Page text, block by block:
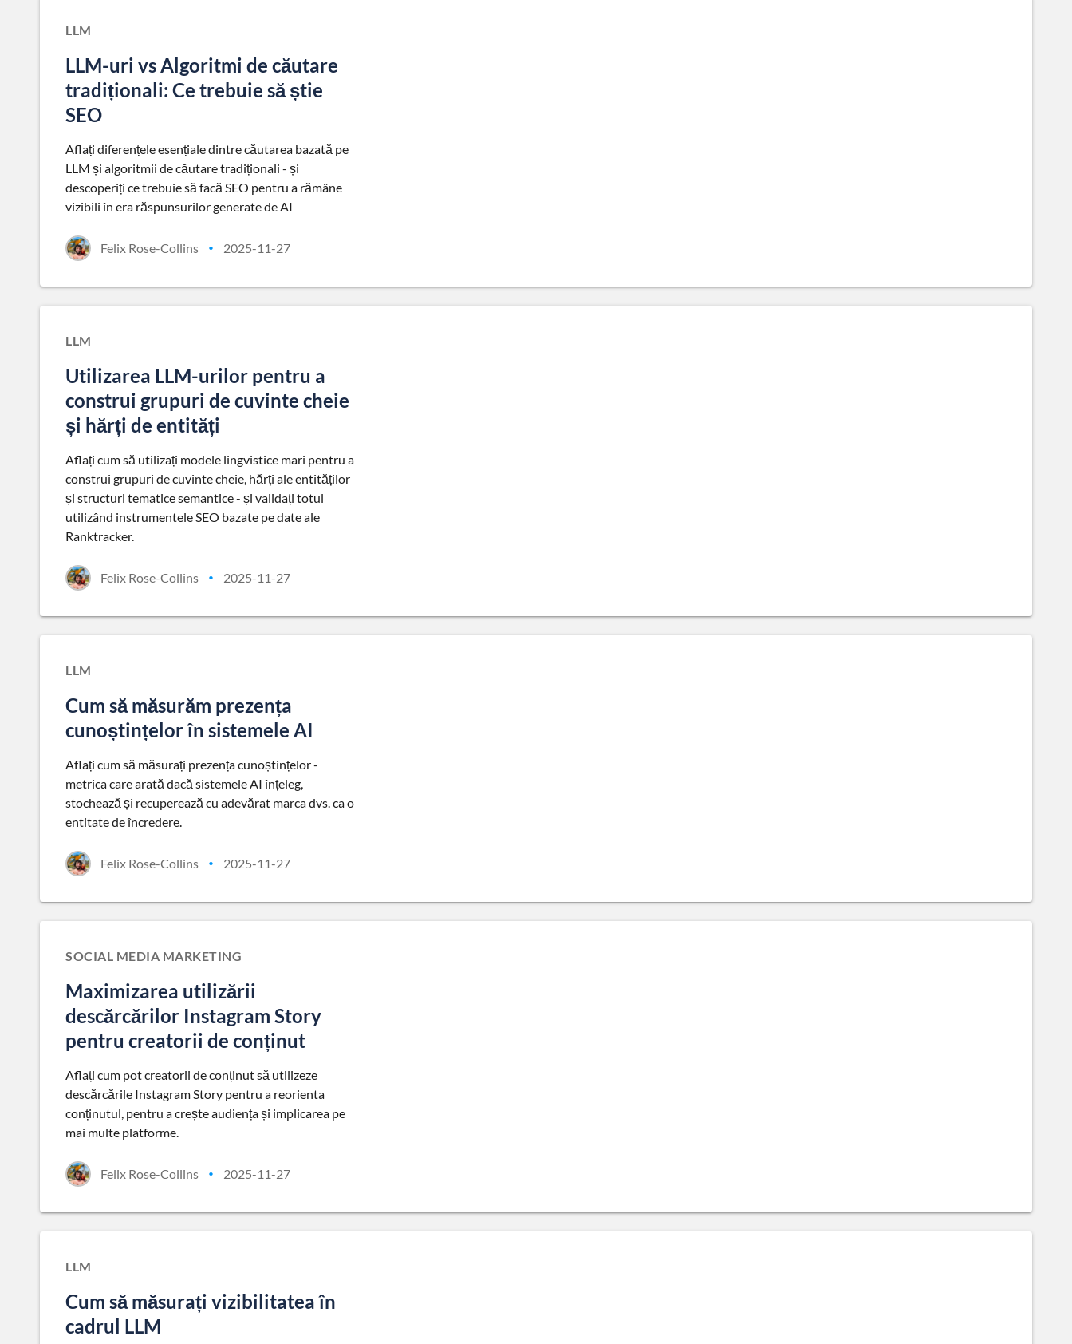
LLM
LLM-uri vs Algoritmi de căutare
tradiționali: Ce trebuie să știe
SEO
Aflați diferențele esențiale dintre căutarea bazată pe
LLM și algoritmii de căutare tradiționali - și
descoperiți ce trebuie să facă SEO pentru a rămâne
vizibili în era răspunsurilor generate de AI
Felix Rose-Collins • 2025-11-27
LLM
Utilizarea LLM-urilor pentru a
construi grupuri de cuvinte cheie
și hărți de entități
Aflați cum să utilizați modele lingvistice mari pentru a
construi grupuri de cuvinte cheie, hărți ale entităților
și structuri tematice semantice - și validați totul
utilizând instrumentele SEO bazate pe date ale
Ranktracker.
Felix Rose-Collins • 2025-11-27
LLM
Cum să măsurăm prezența
cunoștințelor în sistemele AI
Aflați cum să măsurați prezența cunoștințelor -
metrica care arată dacă sistemele AI înțeleg,
stochează și recuperează cu adevărat marca dvs. ca o
entitate de încredere.
Felix Rose-Collins • 2025-11-27
SOCIAL MEDIA MARKETING
Maximizarea utilizării
descărcărilor Instagram Story
pentru creatorii de conținut
Aflați cum pot creatorii de conținut să utilizeze
descărcările Instagram Story pentru a reorienta
conținutul, pentru a crește audiența și implicarea pe
mai multe platforme.
Felix Rose-Collins • 2025-11-27
LLM
Cum să măsurați vizibilitatea în
cadrul LLM